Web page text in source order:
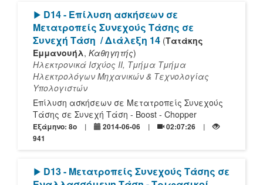
[Play]
D14 - Επίλυση ασκήσεων σε
Μετατροπείς Συνεχούς Τάσης σε
Συνεχή Τάση / Διάλεξη 14 (Τατάκης
Εμμανουήλ, Καθηγητής)
Ηλεκτρονικά Ισχύος ΙΙ, Τμήμα Τμήμα
Ηλεκτρολόγων Μηχανικών & Τεχνολογίας
Υπολογιστών
Επίλυση ασκήσεων σε Μετατροπείς Συνεχούς
Τάσης σε Συνεχή Τάση - Boost - Chopper
Εξάμηνο: 8o 2014-06-06
02:07:26
941
[Play]
D13 - Μετατροπείς Συνεχούς Τάσης σε